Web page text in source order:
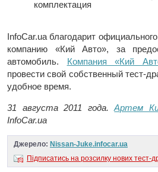
комплектация
InfoCar.ua благодарит
компанию «Кий Авто», за
автомобиль. Компания «Кий
провести свой собственный тест-
удобное время.
31 августа 2011 года.Артем
InfoCar.ua
Підписатись на розсилку нових тест-
Джерело: Nissan-Juke.infocar.ua